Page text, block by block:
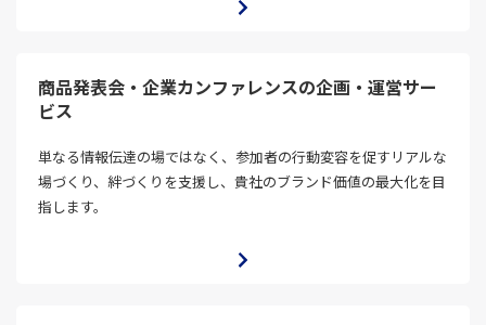
商品発表会・企業カンファレンスの企画・運営サー
ビス
単なる情報伝達の場ではなく、参加者の行動変容を促すリアルな
場づくり、絆づくりを支援し、貴社のブランド価値の最大化を目
指します。